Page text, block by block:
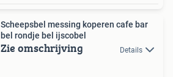
Scheepsbel messing koperen cafe bar
bel rondje bel ijscobel
Zie omschrijving Details